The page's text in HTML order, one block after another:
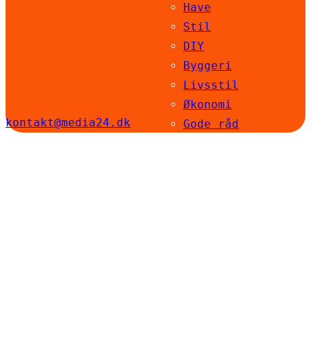
Have
Stil
DIY
Byggeri
Livsstil
Økonomi
Gode råd
kontakt@media24.dk